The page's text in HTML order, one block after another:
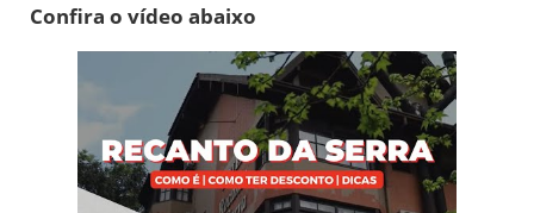
Confira o vídeo abaixo